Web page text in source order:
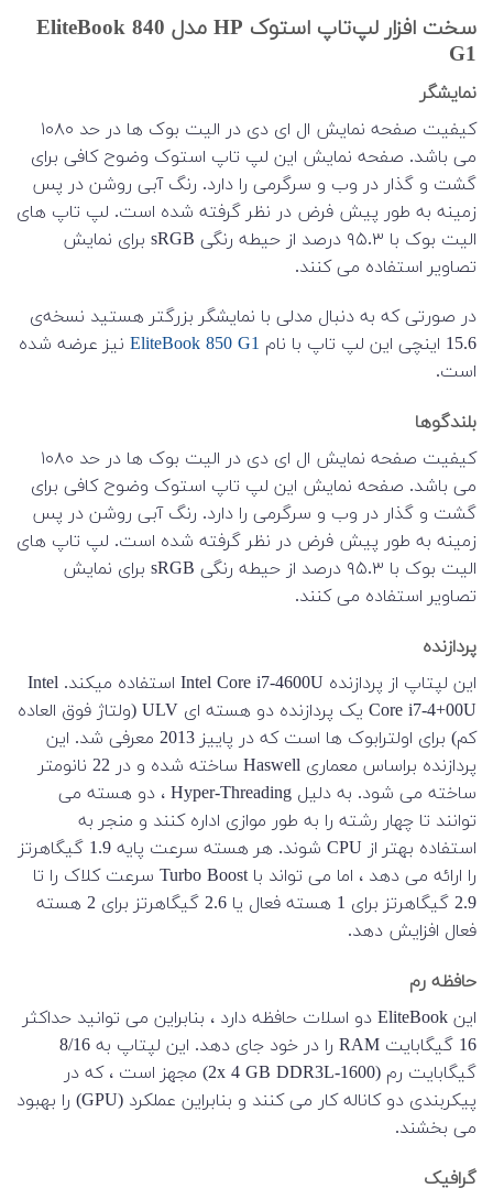
سخت افزار لپ‌تاپ استوک HP مدل EliteBook 840
G1
نمایشگر
کیفیت صفحه نمایش ال ای دی در الیت بوک ها در حد ۱۰۸۰
می باشد. صفحه نمایش این لپ تاپ استوک وضوح کافی برای
گشت و گذار در وب و سرگرمی را دارد. رنگ آبی روشن در پس
زمینه به طور پیش فرض در نظر گرفته شده است. لپ تاپ های
الیت بوک با ۹۵.۳ درصد از حیطه رنگی sRGB برای نمایش
تصاویر استفاده می کنند.
در صورتی که به دنبال مدلی با نمایشگر بزرگتر هستید نسخه‌ی
15.6 اینچی این لپ تاپ با نام
EliteBook 850 G1 نیز عرضه شده
است.
بلندگوها
کیفیت صفحه نمایش ال ای دی در الیت بوک ها در حد ۱۰۸۰
می باشد. صفحه نمایش این لپ تاپ استوک وضوح کافی برای
گشت و گذار در وب و سرگرمی را دارد. رنگ آبی روشن در پس
زمینه به طور پیش فرض در نظر گرفته شده است. لپ تاپ های
الیت بوک با ۹۵.۳ درصد از حیطه رنگی sRGB برای نمایش
تصاویر استفاده می کنند.
پردازنده
این لپتاپ از پردازنده Intel Core i7-4600U استفاده میکند. Intel
Core i7-4+00U یک پردازنده دو هسته ای ULV (ولتاژ فوق العاده
کم) برای اولترابوک ها است که در پاییز 2013 معرفی شد. این
پردازنده براساس معماری Haswell ساخته شده و در 22 نانومتر
ساخته می شود. به دلیل Hyper-Threading ، دو هسته می
توانند تا چهار رشته را به طور موازی اداره کنند و منجر به
استفاده بهتر از CPU شوند. هر هسته سرعت پایه 1.9 گیگاهرتز
را ارائه می دهد ، اما می تواند با Turbo Boost سرعت کلاک را تا
2.9 گیگاهرتز برای 1 هسته فعال یا 2.6 گیگاهرتز برای 2 هسته
فعال افزایش دهد.
حافظه رم
این EliteBook دو اسلات حافظه دارد ، بنابراین می توانید حداکثر
16 گیگابایت RAM را در خود جای دهد. این لپتاپ به 8/16
گیگابایت رم (2x 4 GB DDR3L-1600) مجهز است ، که در
پیکربندی دو کاناله کار می کنند و بنابراین عملکرد (GPU) را بهبود
می بخشند.
گرافیک